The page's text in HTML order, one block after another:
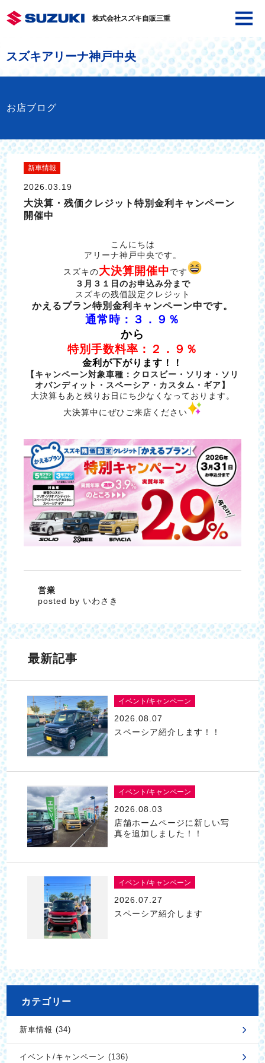
株式会社スズキ自販三重
スズキアリーナ神戸中央
お店ブログ
新車情報
2026.03.19
大決算・残価クレジット特別金利キャンペーン
開催中
こんにちは
アリーナ神戸中央です。
スズキの大決算開催中です
３月３１日のお申込み分まで
スズキの残価設定クレジット
かえるプラン特別金利キャンペーン中です。
通常時：３．９％
から
特別手数料率：２．９％
金利が下がります！！
【キャンペーン対象車種：クロスビー・ソリオ・ソリ
オバンディット・スペーシア・カスタム・ギア】
大決算もあと残りお日にち少なくなっております。
大決算中にぜひご来店ください
営業
posted by いわさき
最新記事
イベント/キャンペーン
2026.08.07
スペーシア紹介します！！
イベント/キャンペーン
2026.08.03
店舗ホームページに新しい写
真を追加しました！！
イベント/キャンペーン
2026.07.27
スペーシア紹介します
カテゴリー
新車情報 (34)
イベント/キャンペーン (136)